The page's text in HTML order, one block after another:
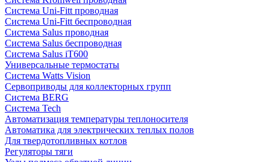
Система Uni-Fitt проводная
Система Uni-Fitt беспроводная
Система Salus проводная
Система Salus беспроводная
Система Salus iT600
Универсальные термостаты
Система Watts Vision
Сервоприводы для коллекторных групп
Система BERG
Система Tech
Автоматизация температуры теплоносителя
Автоматика для электрических теплых полов
Для твердотопливных котлов
Регуляторы тяги